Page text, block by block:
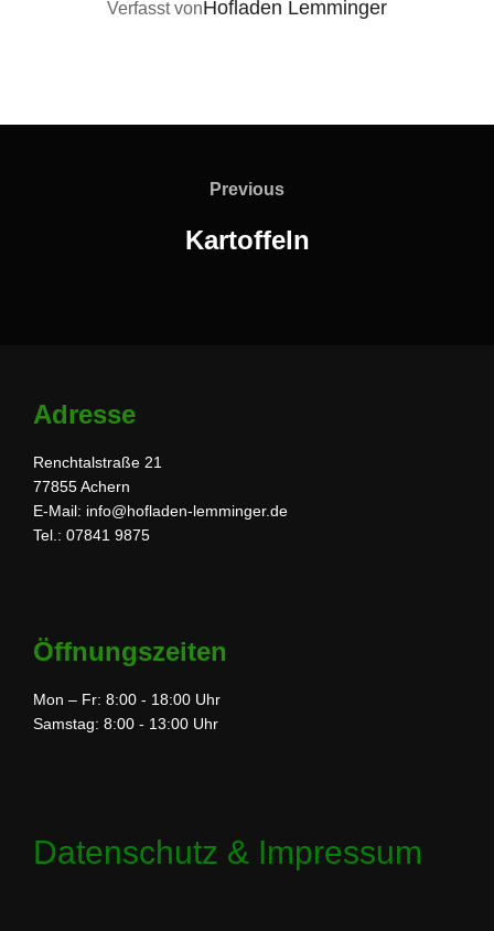
Verfasst vonHofladen Lemminger
Previous
Previous
Kartoffeln
Adresse
Renchtalstraße 21
77855 Achern
E-Mail: info@hofladen-lemminger.de
Tel.: 07841 9875
Öffnungszeiten
Mon – Fr: 8:00 - 18:00 Uhr
Samstag: 8:00 - 13:00 Uhr
Datenschutz & Impressum